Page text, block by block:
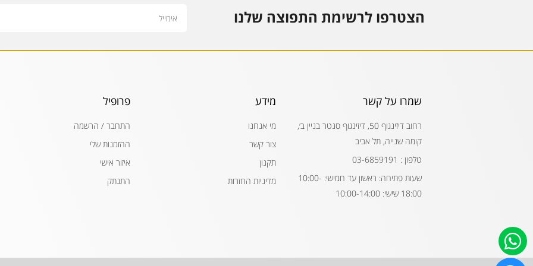
הצטרפו לרשימת התפוצה שלנו
שמרו על קשר
רחוב דיזינגוף 50, דיזינגוף סנטר בניין ב׳,
קומה שנייה, תל אביב
טלפון : 03-6859191
שעות פתיחה: ראשון עד חמישי: 10:00-
18:00 שישי: 10:00-14:00
מידע
מי אנחנו
צור קשר
תקנון
מדיניות החזרות
פרופיל
התחבר / הרשמה
ההזמנות שלי
איזור אישי
התנתק